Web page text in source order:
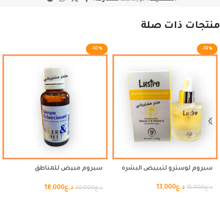
منتجات ذات صلة
-13%
سيروم لوسترو لتبييض البشره
د.ع15,000 د.ع13,000
-10%
سيروم مبيض للمناطق
د.ع20,000 د.ع18,000